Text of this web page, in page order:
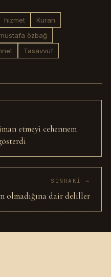
hizmet
Kuran
mustafa özbağ
Tasavvuf
etmeyi cehennem
SONRAKI →
olmadığına dair deliller